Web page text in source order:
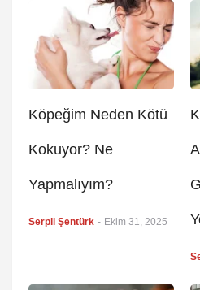
Köpeğim Neden Kötü
Kokuyor? Ne
Yapmalıyım?
Serpil Şentürk - Ekim 31, 2025